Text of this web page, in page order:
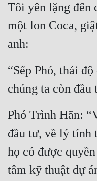
Tôi yên lặng đến
một lon Coca,
anh:
“Sếp Phó, thái
chúng ta còn đầu
Phó Trình Hãn:
đầu tư, về lý tính
họ có được
tâm kỹ thuật dự